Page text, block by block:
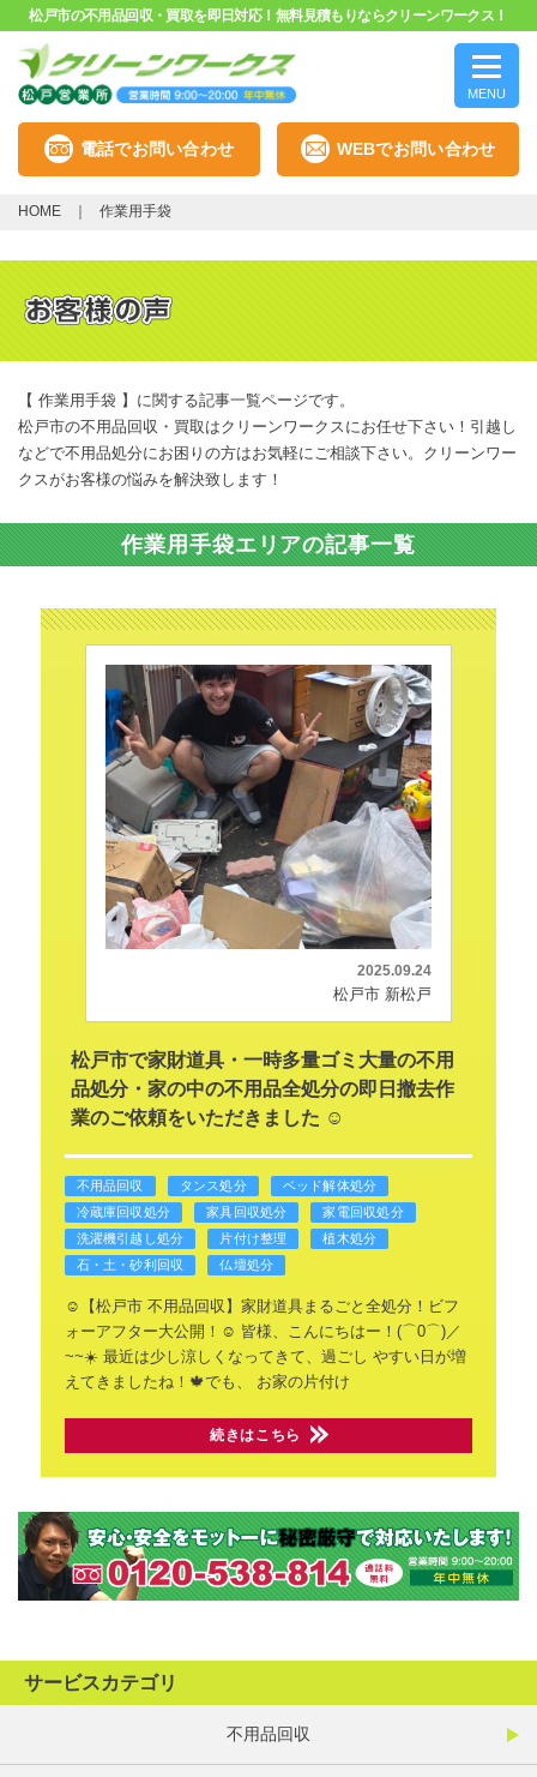
松戸市の不用品回収・買取を即日対応！無料見積もりならクリーンワークス！
MENU
電話でお問い合わせ WEBでお問い合わせ
HOME 作業用手袋
【 作業用手袋 】に関する記事一覧ページです。
松戸市の不用品回収・買取はクリーンワークスにお任せ下さい！引越し
などで不用品処分にお困りの方はお気軽にご相談下さい。クリーンワー
クスがお客様の悩みを解決致します！
作業用手袋エリアの記事一覧
2025.09.24
松戸市 新松戸
松戸市で家財道具・一時多量ゴミ大量の不用
品処分・家の中の不用品全処分の即日撤去作
業のご依頼をいただきました ☺️
不用品回収 タンス処分
ベッド解体処分
冷蔵庫回収処分
家具回収処分
家電回収処分
洗濯機引越し処分
片付け整理
植木処分
石・土・砂利回収
仏壇処分
☺️【松戸市 不用品回収】家財道具まるごと全処分！ビフ
ォーアフター大公開！☺️ 皆様、こんにちはー！(⌒0⌒)／
~~☀️最近は少し涼しくなってきて、過ごし やすい日が増
えてきましたね！🍁でも、
お家の片付け
続きはこちら
サービスカテゴリ
不用品回収